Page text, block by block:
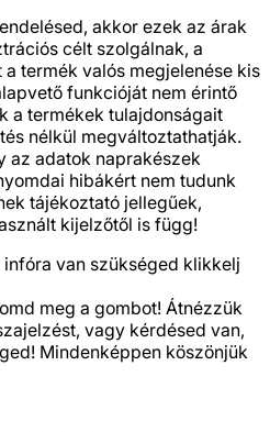
akkor ezek az árak
célt szolgálnak, a
termék valós megjelenése kis
funkcióját nem érintő
a termékek tulajdonságait
nélkül megváltoztathatják.
az adatok naprakészek
hibákért nem tudunk
tájékoztató jellegűek,
kijelzőtől is függ!
van szükséged klikkelj
meg a gombot! Átnézzük
vagy kérdésed van,
Mindenképpen köszönjük